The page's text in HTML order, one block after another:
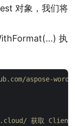
对象，我们将
执
aspose-
获取